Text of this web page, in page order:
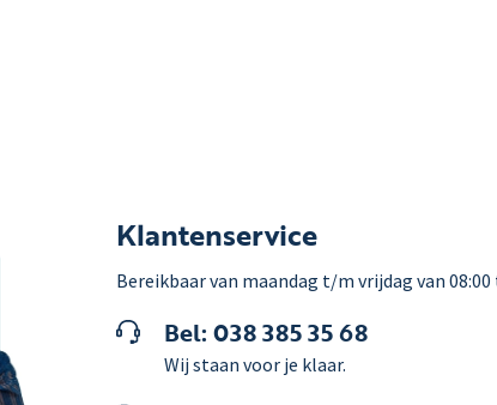
Klantenservice
Bereikbaar van maandag t/m vrijdag van 08:00
Bel: 038 385 35 68
Wij staan voor je klaar.